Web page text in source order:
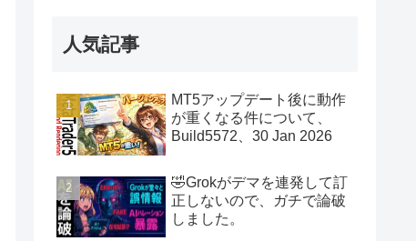
人気記事
MT5アップデート後に動作
が重くなる件について、
Build5572、30 Jan 2026
🤣Grokがデマを連発して訂
正しないので、ガチで論破
しました。